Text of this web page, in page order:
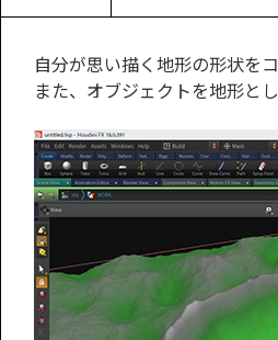
自分が思い描く地形の形状を
また、オブジェクトを地形と